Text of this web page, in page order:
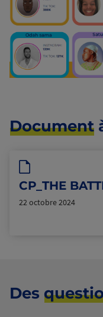
Document
CP_THE
22 octobre 2024
Des